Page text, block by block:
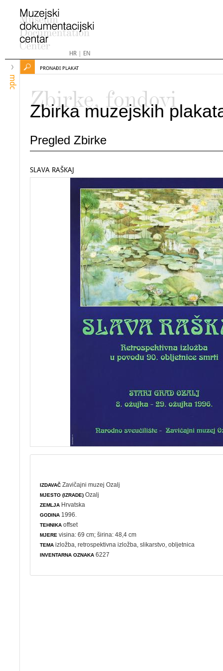
HR| EN
mdc
PRONAĐI PLAKAT
Zbirke, fondovi
Zbirka muzejskih
Pregled Zbirke
SLAVA RAŠKAJ
IZDAVAČ Zavičajni muzej Ozalj
MJESTO (IZRADE) Ozalj
ZEMLJA Hrvatska
GODINA 1996.
TEHNIKA offset
MJERE visina: 69 cm; širina: 48,4 cm
TEMA izložba ,retrospektivna izložba ,slikarstvo ,obljetnica
INVENTARNA OZNAKA 6227